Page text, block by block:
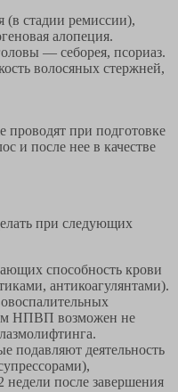
стадии ремиссии),
алопеция.
— себорея, псориаз.
волосяных стержней,
при подготовке
и после нее в качестве
при следующих
способность крови
антикоагулянтами).
НПВП возможен не
подавляют деятельность
недели после завершения